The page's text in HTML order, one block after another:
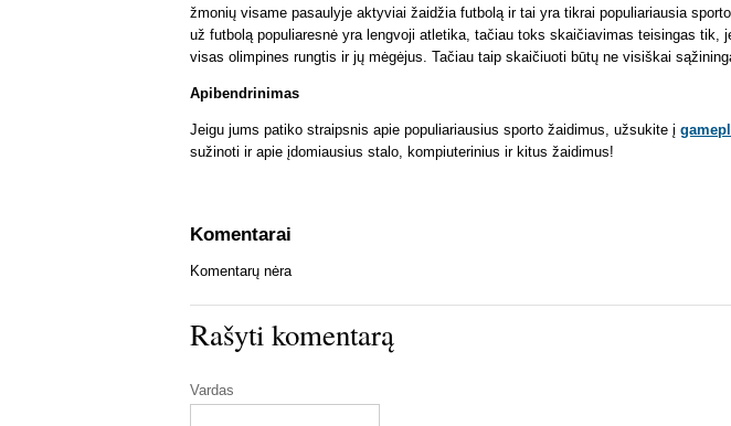
žmonių visame pasaulyje aktyviai žaidžia futbolą ir tai yra tikrai populiariausia
už futbolą populiaresnė yra lengvoji atletika, tačiau toks skaičiavimas teisingas tik,
visas olimpines rungtis ir jų mėgėjus. Tačiau taip skaičiuoti būtų ne visiškai
Apibendrinimas
Jeigu jums patiko straipsnis apie populiariausius sporto žaidimus, užsukite į
sužinoti ir apie įdomiausius stalo, kompiuterinius ir kitus žaidimus!
Komentarai
Komentarų nėra
Rašyti komentarą
Vardas